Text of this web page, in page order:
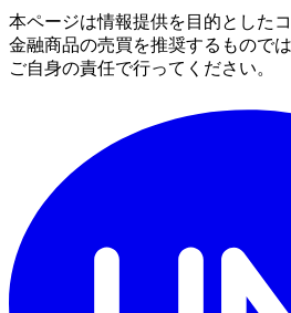
本ページは情報提供を目的とした
金融商品の売買を推奨するもので
ご自身の責任で行ってください。